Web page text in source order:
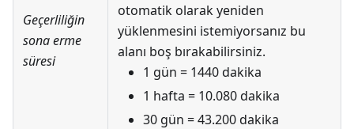
Geçerliliğin
sona erme
süresi
otomatik olarak yeniden
yüklenmesini istemiyorsanız bu
alanı boş bırakabilirsiniz.
1 gün = 1440 dakika
1 hafta = 10.080 dakika
30 gün = 43.200 dakika